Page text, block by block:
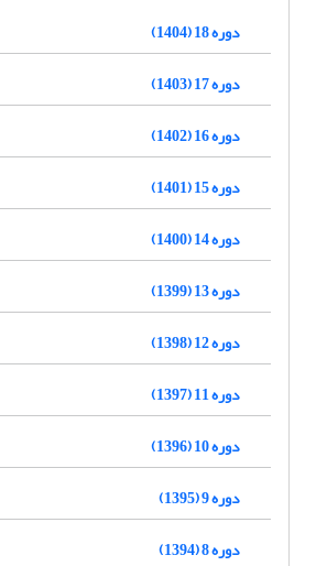
دوره 18 (1404)
دوره 17 (1403)
دوره 16 (1402)
دوره 15 (1401)
دوره 14 (1400)
دوره 13 (1399)
دوره 12 (1398)
دوره 11 (1397)
دوره 10 (1396)
دوره 9 (1395)
دوره 8 (1394)